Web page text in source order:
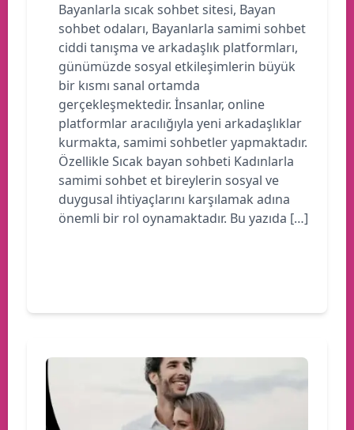
Bayanlarla sıcak sohbet sitesi, Bayan
sohbet odaları, Bayanlarla samimi sohbet
ciddi tanışma ve arkadaşlık platformları,
günümüzde sosyal etkileşimlerin büyük
bir kısmı sanal ortamda
gerçekleşmektedir. İnsanlar, online
platformlar aracılığıyla yeni arkadaşlıklar
kurmakta, samimi sohbetler yapmaktadır.
Özellikle Sıcak bayan sohbeti Kadınlarla
samimi sohbet et bireylerin sosyal ve
duygusal ihtiyaçlarını karşılamak adına
önemli bir rol oynamaktadır. Bu yazıda […]